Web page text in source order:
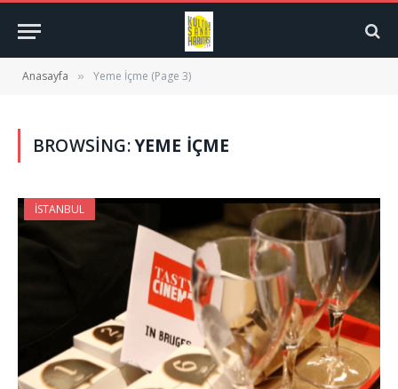
Anasayfa » Yeme İçme (Page 3)
BROWSING:YEME İÇME
İSTANBUL